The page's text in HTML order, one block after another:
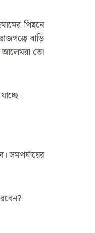
পিছনে
বাড়ি
আলেমরা তো
সমপর্যায়ের